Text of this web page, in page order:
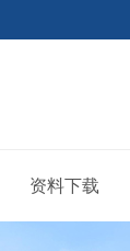
资料下载